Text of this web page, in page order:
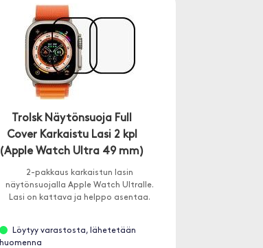
Trolsk Näytönsuoja Full
Cover Karkaistu Lasi 2 kpl
(Apple Watch Ultra 49 mm)
2-pakkaus karkaistun lasin
näytönsuojalla Apple Watch Ultralle.
Lasi on kattava ja helppo asentaa.
Löytyy varastosta, lähetetään
huomenna